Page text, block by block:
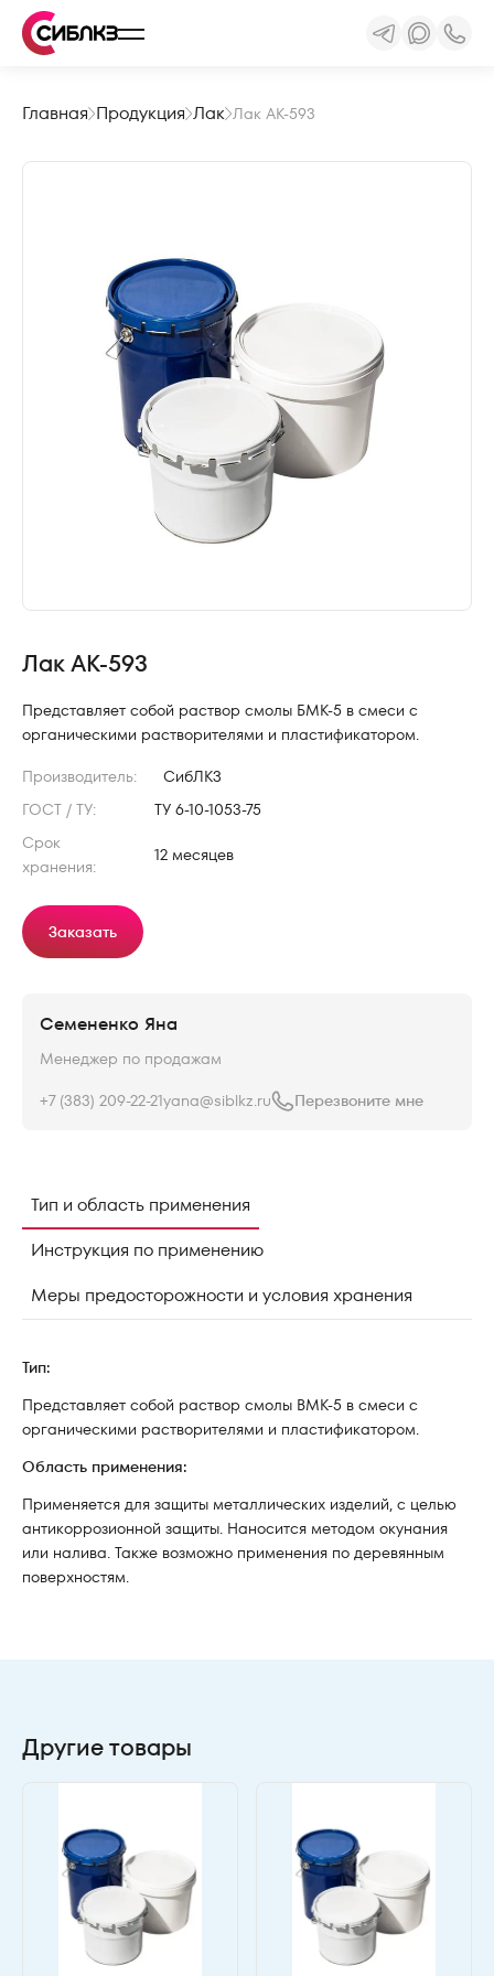
Главная Продукция Лак Лак АК-593
Лак АК-593
Представляет собой раствор смолы БМК-5 в смеси с
органическими растворителями и пластификатором.
Производитель:
СибЛКЗ
ГОСТ / ТУ:
ТУ 6-10-1053-75
Срок
хранения:
12 месяцев
Заказать
Семененко Яна
Менеджер по продажам
+7 (383) 209-22-21yana@siblkz.ru Перезвоните мне
Тип и область применения
Инструкция по применению
Меры предосторожности и условия хранения
Тип:
Представляет собой раствор смолы ВМК-5 в смеси с
органическими растворителями и пластификатором.
Область применения:
Применяется для защиты металлических изделий, с целью
антикоррозионной защиты. Наносится методом окунания
или налива. Также возможно применения по деревянным
поверхностям.
Другие товары